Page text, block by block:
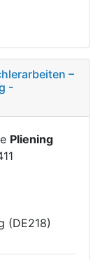
–
-
Pliening
(DE218)